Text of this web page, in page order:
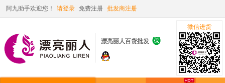
阿九助手欢迎您！ 请登录 免费注册 批发商注册
漂亮丽人百货批发 
微信进货